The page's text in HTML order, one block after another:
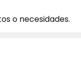
o necesidades.